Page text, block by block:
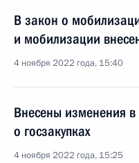
В закон о
и мобилизации
4 ноября 2022 года, 15:40
Внесены изменения в
о госзакупках
4 ноября 2022 года, 15:25